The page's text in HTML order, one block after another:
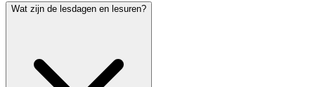
Wat zijn de lesdagen en lesuren?